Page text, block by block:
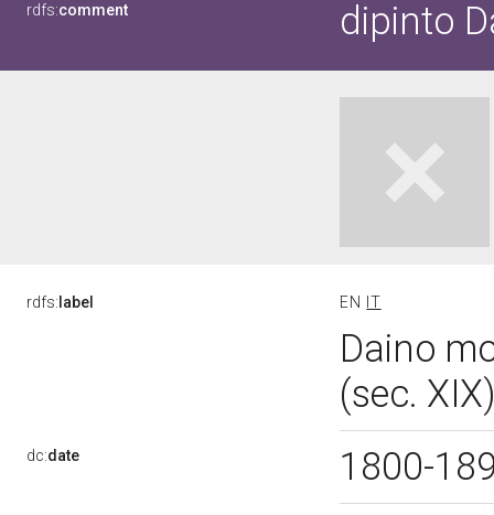
rdfs:comment dipinto
rdfs: label EN IT
Daino
(sec.
dc:date 1800-